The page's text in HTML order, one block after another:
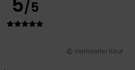
/5
Verifizierter Kauf